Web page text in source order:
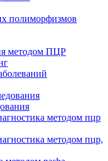
полиморфизмов
методом ПЦР
методом пцр
методом пцр,